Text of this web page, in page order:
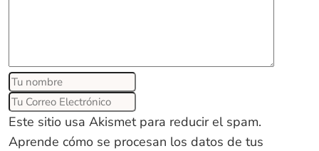
Este sitio usa Akismet para reducir el spam.
Aprende cómo se procesan los datos de tus